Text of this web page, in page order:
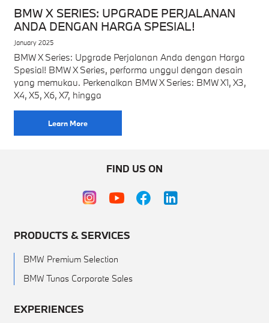
BMW X SERIES: UPGRADE PERJALANAN
ANDA DENGAN HARGA SPESIAL!
January 2025
BMW X Series: Upgrade Perjalanan Anda dengan Harga
Spesial! BMW X Series, performa unggul dengan desain
yang memukau. Perkenalkan BMW X Series: BMW X1, X3,
X4, X5, X6, X7, hingga
Learn More
FIND US ON
PRODUCTS & SERVICES
BMW Premium Selection
BMW Tunas Corporate Sales
EXPERIENCES